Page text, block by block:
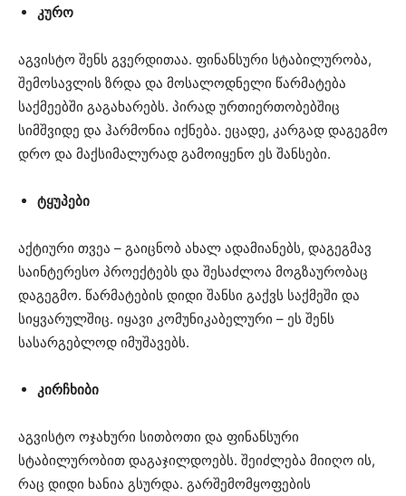
კურო
აგვისტო შენს გვერდითაა. ფინანსური სტაბილურობა,
შემოსავლის ზრდა და მოსალოდნელი წარმატება
საქმეებში გაგახარებს. პირად ურთიერთობებშიც
სიმშვიდე და ჰარმონია იქნება. ეცადე, კარგად დაგეგმო
დრო და მაქსიმალურად გამოიყენო ეს შანსები.
ტყუპები
აქტიური თვეა – გაიცნობ ახალ ადამიანებს, დაგეგმავ
საინტერესო პროექტებს და შესაძლოა მოგზაურობაც
დაგეგმო. წარმატების დიდი შანსი გაქვს საქმეში და
სიყვარულშიც. იყავი კომუნიკაბელური – ეს შენს
სასარგებლოდ იმუშავებს.
კირჩხიბი
აგვისტო ოჯახური სითბოთი და ფინანსური
სტაბილურობით დაგაჯილდოებს. შეიძლება მიიღო ის,
რაც დიდი ხანია გსურდა. გარშემომყოფების